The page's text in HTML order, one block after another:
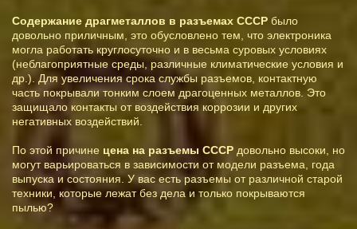
Содержание драгметаллов в разъемах СССР было
довольно приличным, это обусловлено тем, что электроника
могла работать круглосуточно и в весьма суровых условиях
(неблагоприятные среды, различные климатические условия и
др.). Для увеличения срока службы разъемов, контактную
часть покрывали тонким слоем драгоценных металлов. Это
защищало контакты от воздействия коррозии и других
негативных воздействий.
По этой причине цена на разъемы СССР довольно высоки, но
могут варьироваться в зависимости от модели разъема, года
выпуска и состояния. У вас есть разъемы от различной старой
техники, которые лежат без дела и только покрываются
пылью?